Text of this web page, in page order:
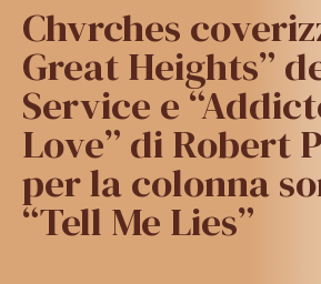
Chvrches
Great Heights”
Service e
Love” di Robert
per la colonna
“Tell Me Lies”